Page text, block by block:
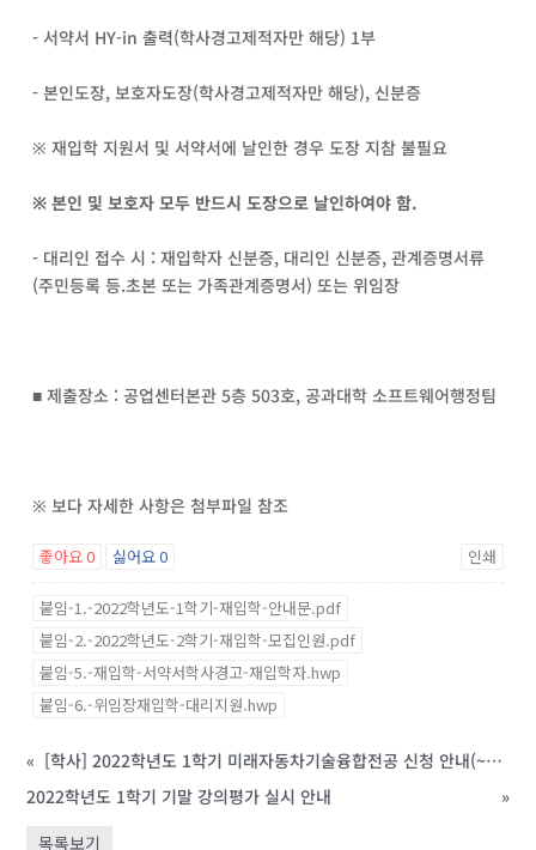
- 서약서 HY-in 출력(학사경고제적자만 해당) 1부
- 본인도장, 보호자도장(학사경고제적자만 해당), 신분증
※ 재입학 지원서 및 서약서에 날인한 경우 도장 지참 불필요
※ 본인 및 보호자 모두 반드시 도장으로 날인하여야 함.
- 대리인 접수 시 : 재입학자 신분증, 대리인 신분증, 관계증명서류
(주민등록 등.초본 또는 가족관계증명서) 또는 위임장
■ 제출장소 : 공업센터본관 5층 503호, 공과대학 소프트웨어행정팀
※ 보다 자세한 사항은 첨부파일 참조
좋아요0 싫어요0 인쇄
붙임-1.-2022학년도-1학기-재입학-안내문.pdf
붙임-2.-2022학년도-2학기-재입학-모집인원.pdf
붙임-5.-재입학-서약서학사경고-재입학자.hwp
붙임-6.-위임장재입학-대리지원.hwp
«
[학사] 2022학년도 1학기 미래자동차기술융합전공 신청 안내(~5/20, 15:30까지)
2022학년도 1학기 기말 강의평가 실시 안내
»
목록보기